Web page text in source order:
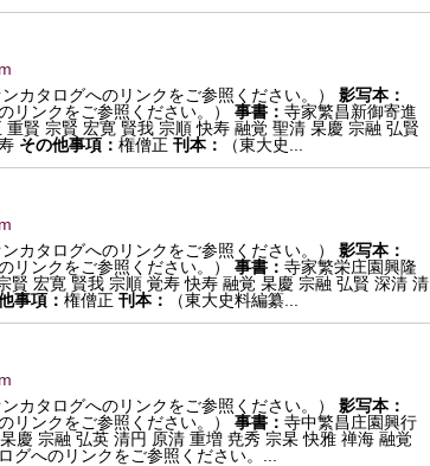
カタログへのリンクをご参照ください。）
影写本：
リンクをご参照ください。）
事書： 寺家繁昌新御寄進
重賢 宗賢 宏寛 賢我 宗順 快寿 融覚 聖清 杲慶 宗融 弘賢
その他事項： 権僧正 刊本： （東大史...
カタログへのリンクをご参照ください。）
影写本：
リンクをご参照ください。）
事書： 寺家繁栄庄園興隆
賢 宏寛 賢我 宗順 覚寿 快寿 融覚 杲慶 宗融 弘賢 深清 清
事項： 権僧正 刊本： （東大史料編纂...
カタログへのリンクをご参照ください。）
影写本：
リンクをご参照ください。）
事書： 寺中繁昌庄園興行
慶 宗融 弘英 清円 原清 重増 尭秀 宗杲 快雅 禅海 融覚
グへのリンクをご参照ください。...